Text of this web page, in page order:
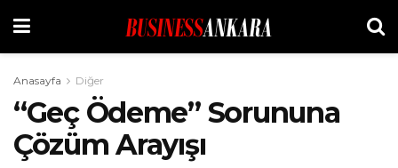
Anasayfa Diğer
“Geç Ödeme” Sorununa
Çözüm Arayışı